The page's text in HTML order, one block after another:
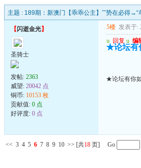
主题 : 189期：新澳门【乖乖公主】ˇˇ势在必得→“
【闪逝金光】
圣骑士
发帖: 2363
威望: 20042 点
铜币: 10153 枚
贡献值: 0 点
好评度: 0 点
5楼 发表于:
u 回复 u 编
★论坛
★论坛有
<< 3 4 5 6 7 8 9 10 >> [共18 页] Go